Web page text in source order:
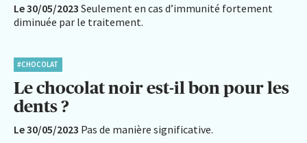
Le 30/05/2023 Seulement en cas d’immunité fortement
diminuée par le traitement.
#CHOCOLAT
Le chocolat noir est-il bon pour les
dents ?
Le 30/05/2023 Pas de manière significative.